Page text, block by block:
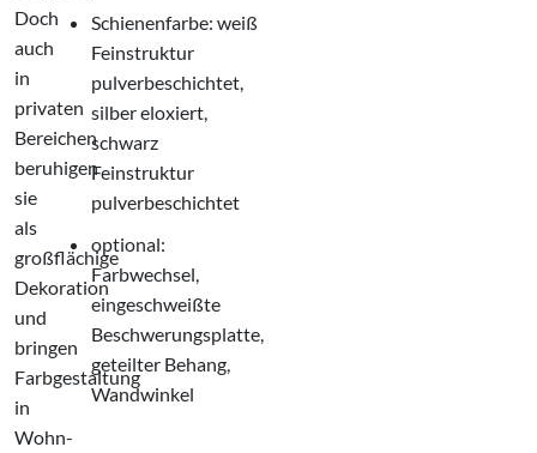
Doch
auch
in
privaten
Bereichen
beruhigen
sie
als
großflächige
Dekoration
und
bringen
Farbgestaltung
in
Wohn-
Schienenfarbe: weiß
Feinstruktur
pulverbeschichtet,
silber eloxiert,
schwarz
Feinstruktur
pulverbeschichtet
optional:
Farbwechsel,
eingeschweißte
Beschwerungsplatte,
geteilter Behang,
Wandwinkel